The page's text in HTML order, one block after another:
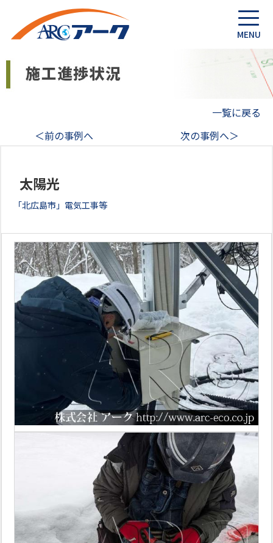
一覧に戻る
＜前の事例へ
次の事例へ＞
太陽光
「北広島市」電気工事等